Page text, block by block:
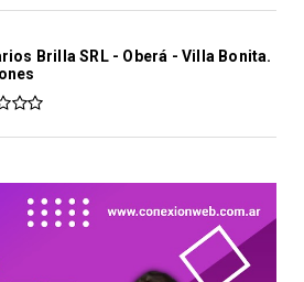
Brilla SRL - Oberá - Villa Bonita.